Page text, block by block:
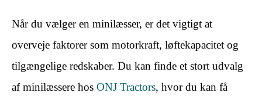
Når du vælger en minilæsser, er det vigtigt at
overveje faktorer som motorkraft, løftekapacitet og
tilgængelige redskaber. Du kan finde et stort udvalg
af minilæssere hos ONJ Tractors, hvor du kan få